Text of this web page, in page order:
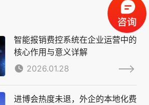
智能报销费控系统在企业运营中的
核心作用与意义详解
2026.01.28
进博会热度未退，外企的本地化费